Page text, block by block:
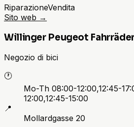
RiparazioneVendita
Sito web →
Willinger Peugeot
Negozio di bici
🕐
Mo-Th 08:00-12:00,12:45-
12:00,12:45-15:00
📍
Mollardgasse 20